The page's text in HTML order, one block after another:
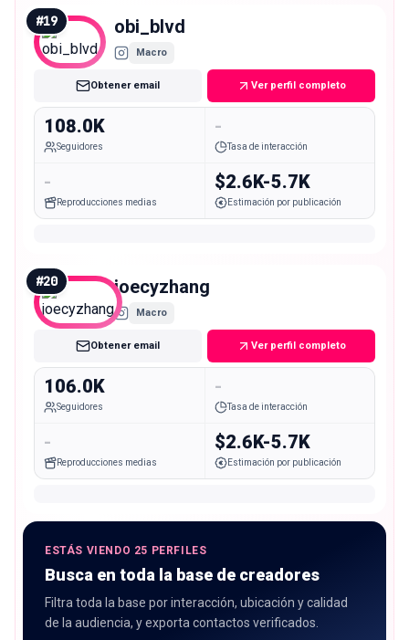
#19 obi_blvd
Macro
Obtener email Ver perfil completo
108.0K
Seguidores
-
Tasa de interacción
-
Reproducciones medias
$2.6K-5.7K
Estimación por publicación
#20 joecyzhang
Macro
Obtener email Ver perfil completo
106.0K
Seguidores
-
Tasa de interacción
-
Reproducciones medias
$2.6K-5.7K
Estimación por publicación
ESTÁS VIENDO 25 PERFILES
Busca en toda la base de creadores
Filtra toda la base por interacción, ubicación y calidad
de la audiencia, y exporta contactos verificados.